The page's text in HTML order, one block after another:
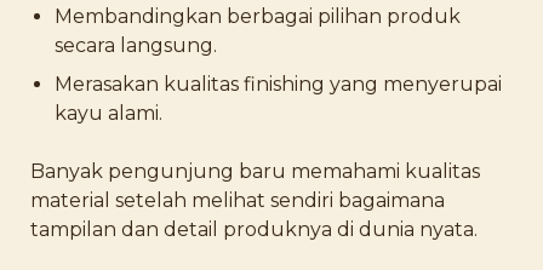
Membandingkan berbagai pilihan produk
secara langsung.
Merasakan kualitas finishing yang menyerupai
kayu alami.
Banyak pengunjung baru memahami kualitas
material setelah melihat sendiri bagaimana
tampilan dan detail produknya di dunia nyata.